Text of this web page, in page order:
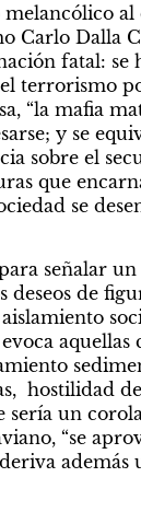
Carlo Dalla
fatal:
terrorismo
“la mafia
y se
sobre el
que
se
señalar
de
hostilidad
sería un
“se